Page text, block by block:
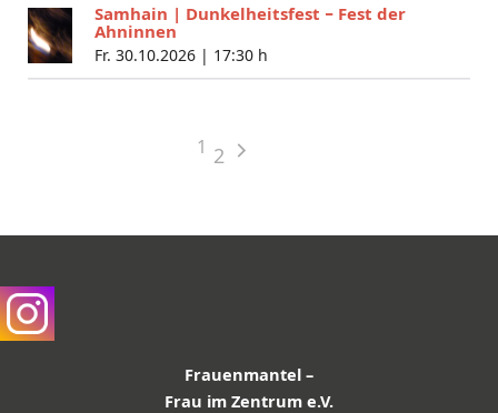
Samhain | Dunkelheitsfest − Fest der
Ahninnen
Fr. 30.10.2026 | 17:30 h
1 2
Frauenmantel –
Frau im Zentrum e.V.